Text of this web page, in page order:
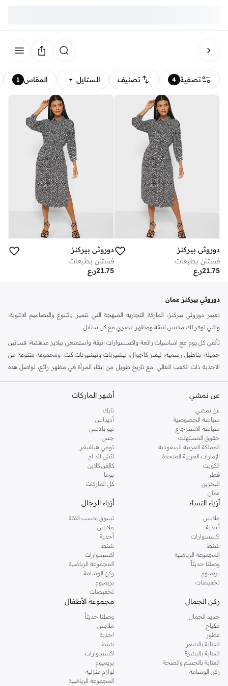
تصفية 4 تصنيف الستايل المقاس 1
دوروثي بيركنز
فستان بطبعات
ر.ع21.75
دوروثي بيركنز
فستان بطبعات
ر.ع21.75
دوروثي بيركنز عمان
تعتبر دوروثي بيركنز، الماركة التجارية المبهجة التي تتميز بالتنوع والتصاميم الانثوية،
والتي توفر لك ملابس انيقة ومظهر عصري مع كل ستايل.
تألقي كل يوم مع اساسيات رائعة واكسسوارات انيقة واستمتعي ببلايز مدهشة، فساتين
جميلة، بناطيل رسمية، ليقنز كاجوال، تيشيرتات وتيشيرتات كت، ومجموعة متنوعة من
الاحذية ذات الكعب العالي. مع تاريخ طويل من ابقاء المرأة في مظهر رائع، تواصل هذه
كنت تقومين بتجديد خزانة ملابسك الملائمة للعمل، البحث عن فستان مثالي للحفلات او
اليه.
تسوقي دوروثي بيركنز اون لاين مسقط
تسوقي دوروثي بيركنز اون لاين من نمشي واستمتعي باكثر من الف ستايل من مجموعة
دوروثي بيركنز الشهيرة. تصفحي المجموعة كاملة في متجر دوروثي بيركنز اون لاين او
استخدمي القائمة لتحديد تجربة تسوق دوروثي بيركنز اون لاين. خدمة التوصيل السريعة
والدعم الاستثنائي يضمن لك تجربة تسوق ممتعة دائما مع نمشي.
عن نمشي
عن نمشي
سياسة الخصوصية
سياسة الاسترجاع
حقوق المستهلك
المملكة العربية السعودية
الإمارات العربية المتحدة
الكويت
قطر
البحرين
عمان
أشهر الماركات
نايك
أديداس
نيو بالانس
جس
تومي هيلفيغر
اتش اند ام
كالفن كلاين
بوما
كل الماركات
أزياء النساء
ملابس
أحذية
اكسسوارات
شنط
المجموعة الرياضية
وصلنا حديثاً
بريميوم
تخفيضات
أزياء الرجال
تسوق حسب الفئة
ملابس
أحذية
شنط
اكسسوارات
المجموعة الرياضية
ركن الوسامة
بريميوم
تخفيضات
ركن الجمال
جديد الجمال
مكياج
عطور
العناية بالشعر
العناية بالبشرة
العناية بالجسم والصحة
ركن الوسامة
مجموعة الأطفال
وصلنا حديثاً
ملابس
احذية
شنط
اكسسوارات
بريميوم
لوازم منزلية
المجموعة الرياضية